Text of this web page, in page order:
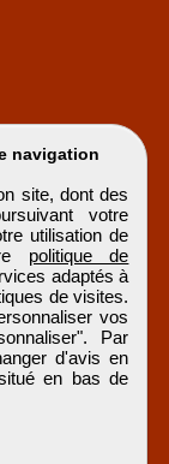
navigation
site, dont des
votre
utilisation de
politique de
adaptés à
de visites.
vos
Par
d'avis en
en bas de